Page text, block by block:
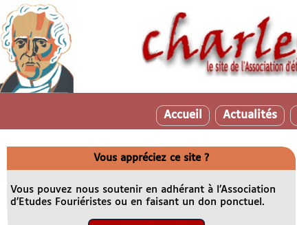
Accueil Actualités
Vous appréciez ce site ?
Vous pouvez nous soutenir en adhérant à l’Association
d’Etudes Fouriéristes ou en faisant un don ponctuel.